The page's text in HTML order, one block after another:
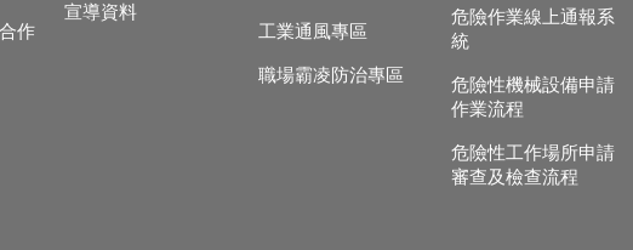
作
宣導資料
工業通風專區
職場霸凌防治專區
危險作業線上通報系
統
危險性機械設備申請
作業流程
危險性工作場所申請
審查及檢查流程